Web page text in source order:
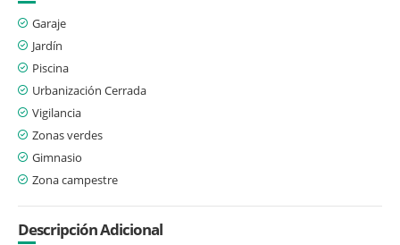
Garaje
Jardín
Piscina
Urbanización Cerrada
Vigilancia
Zonas verdes
Gimnasio
Zona campestre
Descripción Adicional